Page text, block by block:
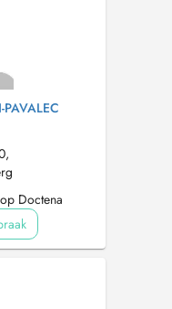
Doctena